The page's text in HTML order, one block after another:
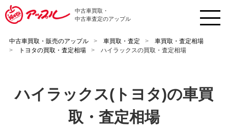
中古車買取・
中古車査定のアップル
中古車買取・販売のアップル 車買取・査定
車買取・査定相場
トヨタの買取・査定相場
ハイラックスの買取・査定相場
ハイラックス(トヨタ)の車買
取・査定相場